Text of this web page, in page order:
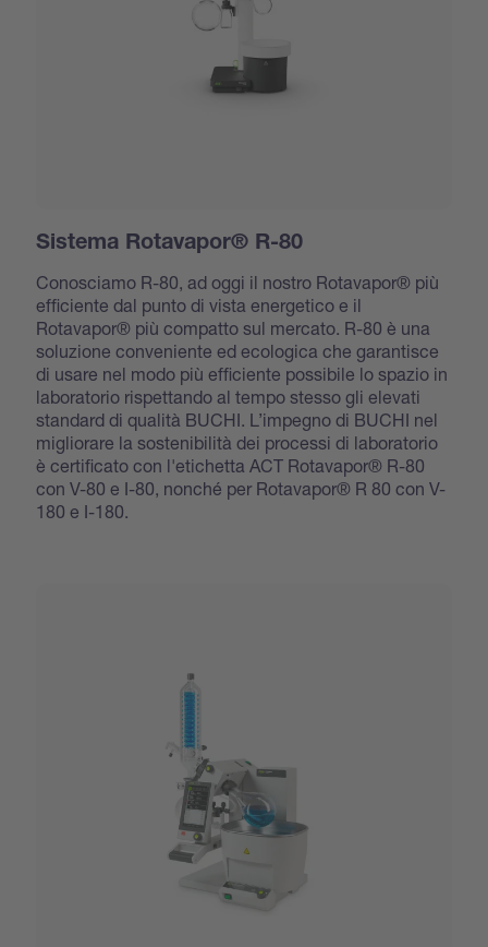
Sistema Rotavapor® R-80
Conosciamo R-80, ad oggi il nostro Rotavapor® più
efficiente dal punto di vista energetico e il
Rotavapor® più compatto sul mercato. R-80 è una
soluzione conveniente ed ecologica che garantisce
di usare nel modo più efficiente possibile lo spazio in
laboratorio rispettando al tempo stesso gli elevati
standard di qualità BUCHI. L’impegno di BUCHI nel
migliorare la sostenibilità dei processi di laboratorio
è certificato con l'etichetta ACT Rotavapor® R-80
con V-80 e I-80, nonché per Rotavapor® R 80 con V-
180 e I-180.